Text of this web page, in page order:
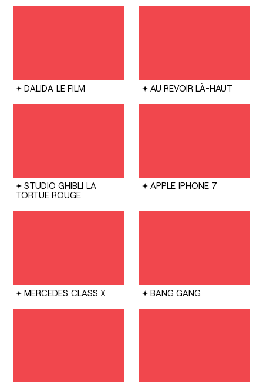
DALIDA LE FILM AU REVOIR LÀ-HAUT
STUDIO GHIBLI LA
TORTUE ROUGE
APPLE IPHONE 7
MERCEDES CLASS X BANG GANG